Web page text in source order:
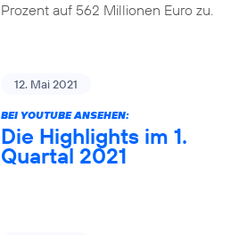
Prozent auf 562 Millionen Euro zu.
12. Mai 2021
BEI YOUTUBE ANSEHEN:
Die Highlights im 1.
Quartal 2021